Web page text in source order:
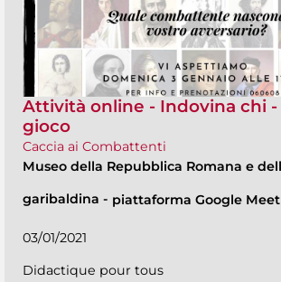
Attività online - Indovina chi -
gioco
Caccia ai Combattenti
Museo della Repubblica Romana e
garibaldina - piattaforma Google Meet
03/01/2021
Didactique pour tous